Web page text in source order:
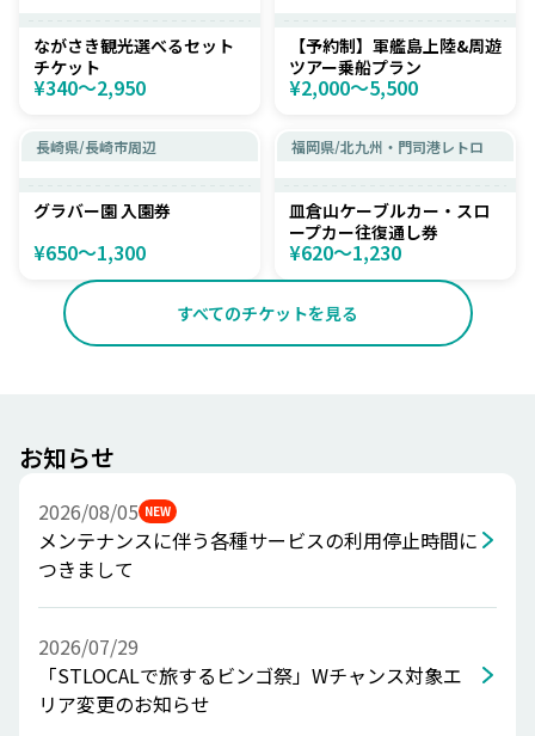
ながさき観光選べるセット
チケット
¥340〜2,950
【予約制】軍艦島上陸&周遊
ツアー乗船プラン
¥2,000〜5,500
長崎県/長崎市周辺
グラバー園 入園券
¥650〜1,300
福岡県/北九州・門司港レトロ
皿倉山ケーブルカー・スロ
ープカー往復通し券
¥620〜1,230
すべてのチケットを見る
お知らせ
2026/08/05 NEW
メンテナンスに伴う各種サービスの利用停止時間に
つきまして
2026/07/29
「STLOCALで旅するビンゴ祭」Wチャンス対象エ
リア変更のお知らせ